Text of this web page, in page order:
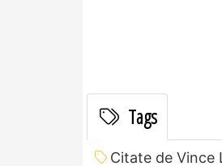
Tags
Citate de Vince